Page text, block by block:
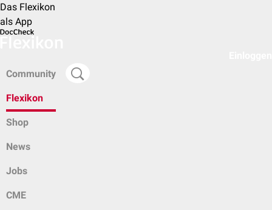
Das Flexikon
als App
Community
Flexikon
Shop
News
Jobs
CME